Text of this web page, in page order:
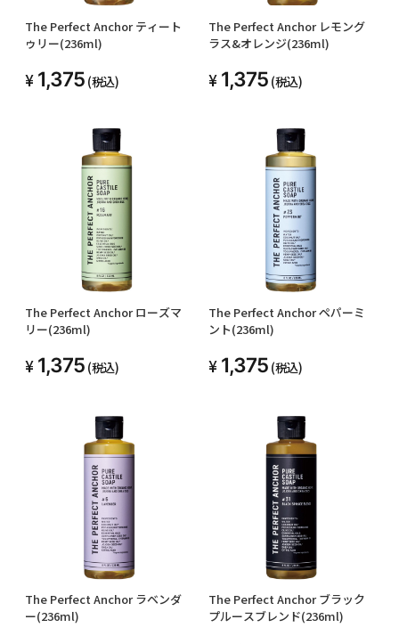
The Perfect Anchor ティート
ゥリー(236ml)
1,375 (税込)
The Perfect Anchor レモング
ラス&オレンジ(236ml)
1,375 (税込)
The Perfect Anchor ローズマ
リー(236ml)
1,375 (税込)
The Perfect Anchor ペパーミ
ント(236ml)
1,375 (税込)
The Perfect Anchor ラベンダ
ー(236ml)
The Perfect Anchor ブラック
プルースブレンド(236ml)